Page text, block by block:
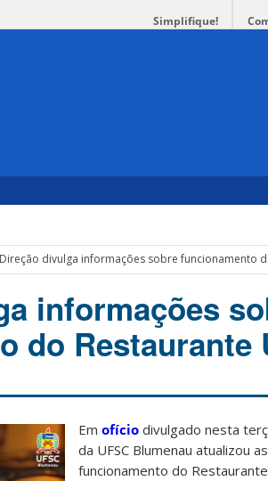
Simplifique!
Direção divulga informações sobre funcionamento
informações
do Restaurante
Em ofício divulgado nesta
da UFSC Blumenau atualizou
funcionamento do